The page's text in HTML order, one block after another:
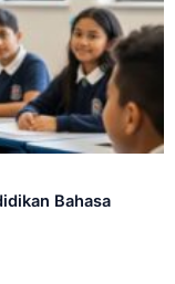
Bahasa